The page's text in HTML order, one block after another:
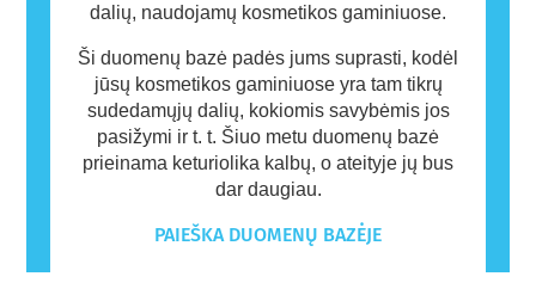
dalių, naudojamų kosmetikos gaminiuose.
Ši duomenų bazė padės jums suprasti, kodėl
jūsų kosmetikos gaminiuose yra tam tikrų
sudedamųjų dalių, kokiomis savybėmis jos
pasižymi ir t. t. Šiuo metu duomenų bazė
prieinama keturiolika kalbų, o ateityje jų bus
dar daugiau.
PAIEŠKA DUOMENŲ BAZĖJE